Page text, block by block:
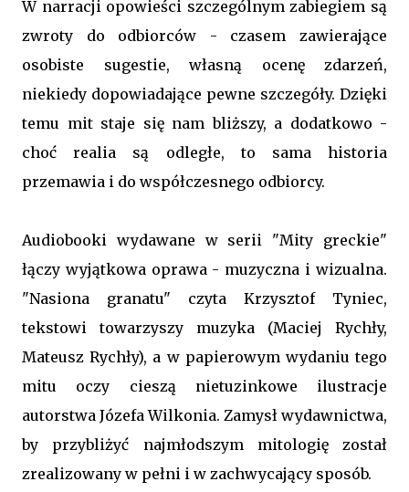
W narracji opowieści szczególnym zabiegiem są
zwroty do odbiorców - czasem zawierające
osobiste sugestie, własną ocenę zdarzeń,
niekiedy dopowiadające pewne szczegóły. Dzięki
temu mit staje się nam bliższy, a dodatkowo -
choć realia są odległe, to sama historia
przemawia i do współczesnego odbiorcy.
Audiobooki wydawane w serii "Mity greckie"
łączy wyjątkowa oprawa - muzyczna i wizualna.
"Nasiona granatu" czyta Krzysztof Tyniec,
tekstowi towarzyszy muzyka (Maciej Rychły,
Mateusz Rychły), a w papierowym wydaniu tego
mitu oczy cieszą nietuzinkowe ilustracje
autorstwa Józefa Wilkonia. Zamysł wydawnictwa,
by przybliżyć najmłodszym mitologię został
zrealizowany w pełni i w zachwycający sposób.